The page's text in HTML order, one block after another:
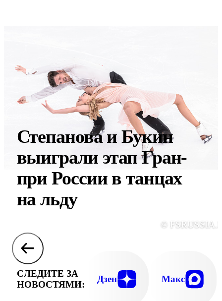
Степанова и Букин
выиграли этап Гран-
при России в танцах
на льду
©
СЛЕДИТЕ ЗА
НОВОСТЯМИ:
Дзен Макс